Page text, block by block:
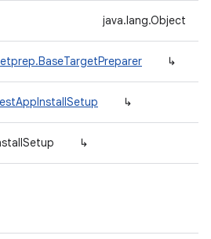
java.lang.Object
↳
↳
↳